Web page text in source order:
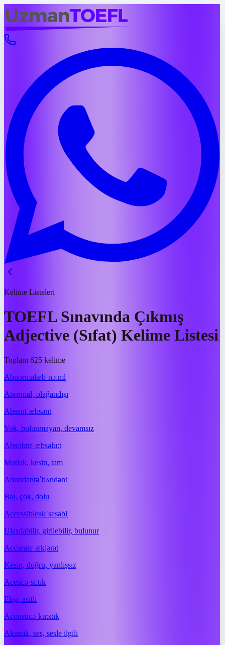
Kelime Listeleri
TOEFL Sınavında Çıkmış
Adjective (Sıfat) Kelime Listesi
Toplam 625 kelime
Abnormalæbˈnɔːml̩
Anormal, olağandışı
Absentˈæbsənt
Yok, bulunmayan, devamsız
Absoluteˈæbsəluːt
Mutlak, kesin, tam
Abundantəˈbʌndənt
Bol, çok, dolu
Accessibleəkˈsesəbl̩
Ulaşılabilir, girilebilir, bulunur
Accurateˈækjərət
Kesin, doğru, yanlışsız
Aceticəˌsiːtɪk
Ekşi, asitli
Acousticəˈkuːstɪk
Akustik, ses, sesle ilgili